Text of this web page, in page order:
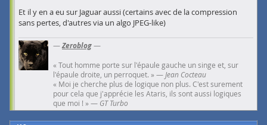
Et il y en a eu sur Jaguar aussi (certains avec de la compression
sans pertes, d'autres via un algo JPEG-like)
—Zeroblog—
« Tout homme porte sur l'épaule gauche un singe et, sur
l'épaule droite, un perroquet. » —Jean Cocteau
« Moi je cherche plus de logique non plus. C'est surement
pour cela que j'apprécie les Ataris, ils sont aussi logiques
que moi ! » — GT Turbo